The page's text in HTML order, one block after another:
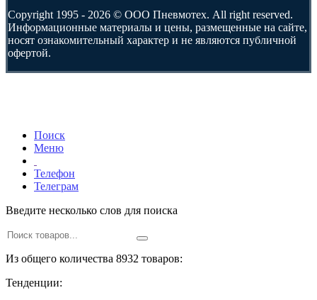
Copyright 1995 - 2026 © ООО Пневмотех. All right reserved.
Информационные материалы и цены, размещенные на сайте,
носят ознакомительный характер и не являются публичной
офертой.
Поиск
Меню
Телефон
Телеграм
Введите несколько слов для поиска
Из общего количества 8932 товаров:
Тенденции: